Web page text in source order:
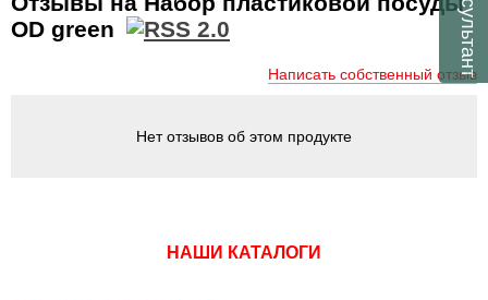
OD green
Написать собственный отзыв
Нет отзывов об этом продукте
НАШИ КАТАЛОГИ